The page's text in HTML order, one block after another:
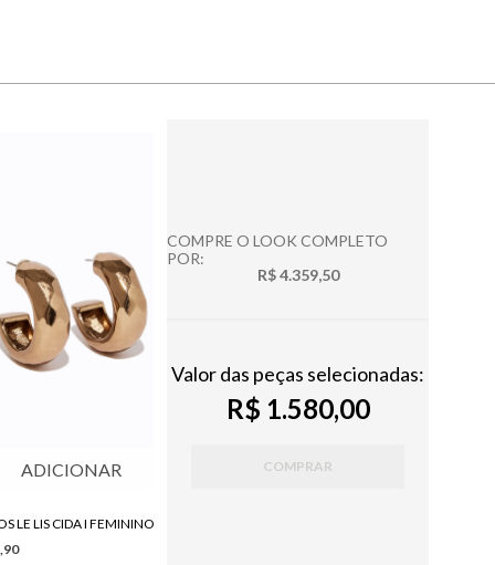
ADICIONAR
LE LIS CIDA I FEMININO
ADICIONAR
COMPRE O LOOK COMPLETO
POR:
R$ 4.359,50
Valor das peças selecionadas:
R$ 1.580,00
COMPRAR